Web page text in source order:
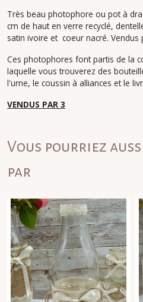
Très beau photophore ou pot à
cm de haut en verre recyclé,
satin ivoire et coeur nacré. Vendus
Ces photophores font partis de la
laquelle vous trouverez des
l'urne, le coussin à alliances et le
VENDUS PAR 3
Vous pourriez
par